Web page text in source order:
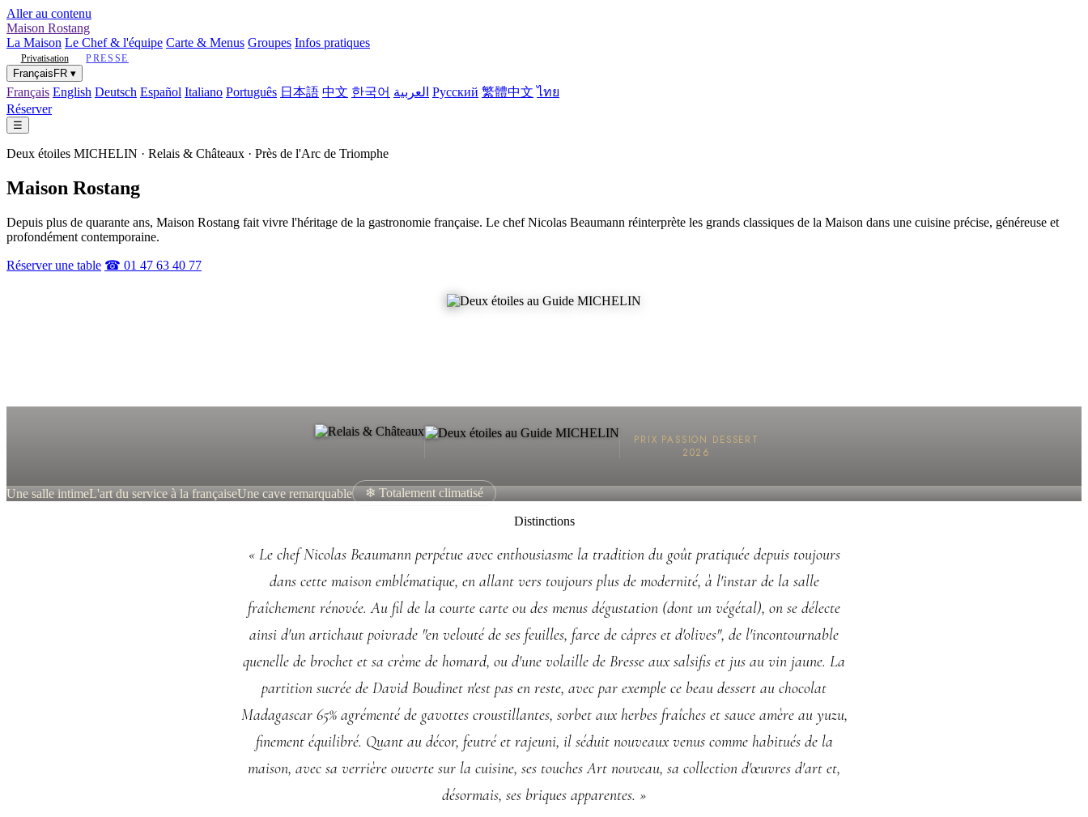
Aller au contenu
Maison Rostang
La Maison Le Chef & l'équipe Carte & Menus Groupes Infos pratiques
Privatisation PRESSE
Français FR ▾
Français English Deutsch Español Italiano Português 日本語 中文 한국어 العربية Русский 繁體中文 ไทย
Réserver
☰
Deux étoiles MICHELIN · Relais & Châteaux · Près de l'Arc de Triomphe
Maison Rostang
Depuis plus de quarante ans, Maison Rostang fait vivre l'héritage de la gastronomie française. Le chef Nicolas Beaumann réinterprète les grands classiques de la Maison dans une cuisine précise, généreuse et
profondément contemporaine.
Réserver une table ☎ 01 47 63 40 77
PRIX PASSION DESSERT
2026
Une salle intimeL'art du service à la françaiseUne cave remarquable
❄ Totalement climatisé
Distinctions
« Le chef Nicolas Beaumann perpétue avec enthousiasme la tradition du goût pratiquée depuis toujours
dans cette maison emblématique, en allant vers toujours plus de modernité, à l'instar de la salle
fraîchement rénovée. Au fil de la courte carte ou des menus dégustation (dont un végétal), on se délecte
ainsi d'un artichaut poivrade "en velouté de ses feuilles, farce de câpres et d'olives", de l'incontournable
quenelle de brochet et sa crème de homard, ou d'une volaille de Bresse aux salsifis et jus au vin jaune. La
partition sucrée de David Boudinet n'est pas en reste, avec par exemple ce beau dessert au chocolat
Madagascar 65% agrémenté de gavottes croustillantes, sorbet aux herbes fraîches et sauce amère au yuzu,
finement équilibré. Quant au décor, feutré et rajeuni, il séduit nouveaux venus comme habitués de la
maison, avec sa verrière ouverte sur la cuisine, ses touches Art nouveau, sa collection d'œuvres d'art et,
désormais, ses briques apparentes. »